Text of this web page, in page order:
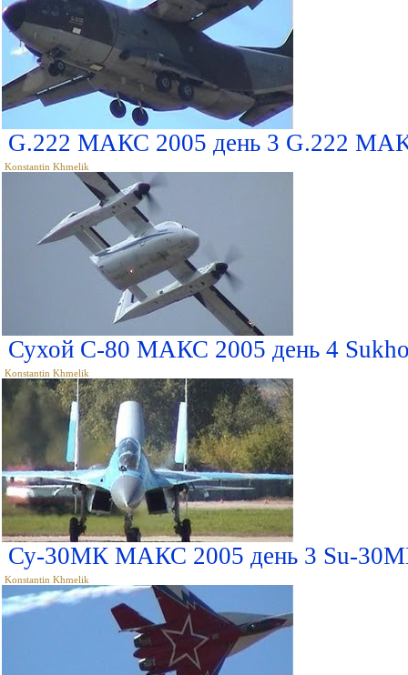
G.222 МАКС 2005 день 3 G.222
Konstantin Khmelik
Сухой С-80 МАКС 2005 день 4
Konstantin Khmelik
Су-30МК МАКС 2005 день 3 Su-
Konstantin Khmelik